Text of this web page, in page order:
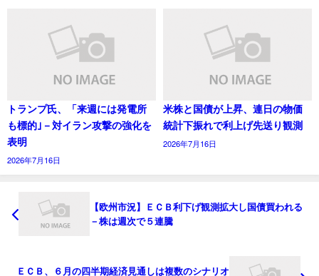
トランプ氏、「来週には発電所
も標的｣－対イラン攻撃の強化を
表明
2026年7月16日
米株と国債が上昇、連日の物価
統計下振れで利上げ先送り観測
2026年7月16日
【欧州市況】ＥＣＢ利下げ観測拡大し国債買われる
－株は週次で５連騰
ＥＣＢ、６月の四半期経済見通しは複数のシナリオ